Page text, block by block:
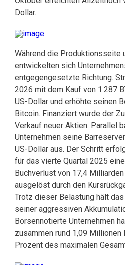
Dollar.
Während die Produktionsseite
entwickelten sich
entgegengesetzte Richtung.
2026 mit dem Kauf von 1.287
US-Dollar und erhöhte seinen
Bitcoin. Finanziert wurde der
Verkauf neuer Aktien. Parallel
Unternehmen seine
US-Dollar aus. Der Schritt
für das vierte Quartal 2025
Buchverlust von 17,4
ausgelöst durch den
Trotz dieser Belastung hält das
seiner aggressiven
Börsennotierte Unternehmen
zusammen rund 1,09 Millionen
Prozent des maximalen